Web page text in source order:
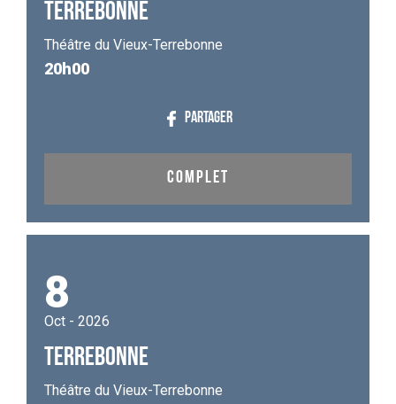
TERREBONNE
Théâtre du Vieux-Terrebonne
20h00
PARTAGER
COMPLET
8
Oct - 2026
TERREBONNE
Théâtre du Vieux-Terrebonne